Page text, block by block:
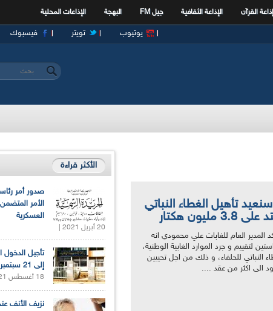
إذاعة القرآن الإذاعة الثقافية جيل FM البهجة الإذاعات المحلية
فيسبوك تويتر يوتيوب
استمارة
‏بحث ‏
تأهيل الغطاء النباتي
هكتار
المدير العام للغابات علي محمودي انه
لتقييم و جرد الموارد الغابية الوطنية،
النباتي للحلفاء، و ذلك من اجل تحييين
الى اكثر من عقد ....
الأكثر قراءة
صدور أمر
الأمر
العسكرية
20 أبريل 2021 |
تأجيل الدخول
إلى 21 سبتمبر
18 أغسطس 2021 |
نزيف الأنف